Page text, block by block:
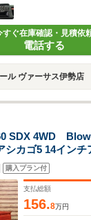
すぐ在庫確認・見積依
電話する
ル ヴァーサス伊勢店
SDX 4WD Blow
シカゴ5 14インチ
ルフォルニアド
リング シートカ
購入プラン付
支払総額
156.8万円